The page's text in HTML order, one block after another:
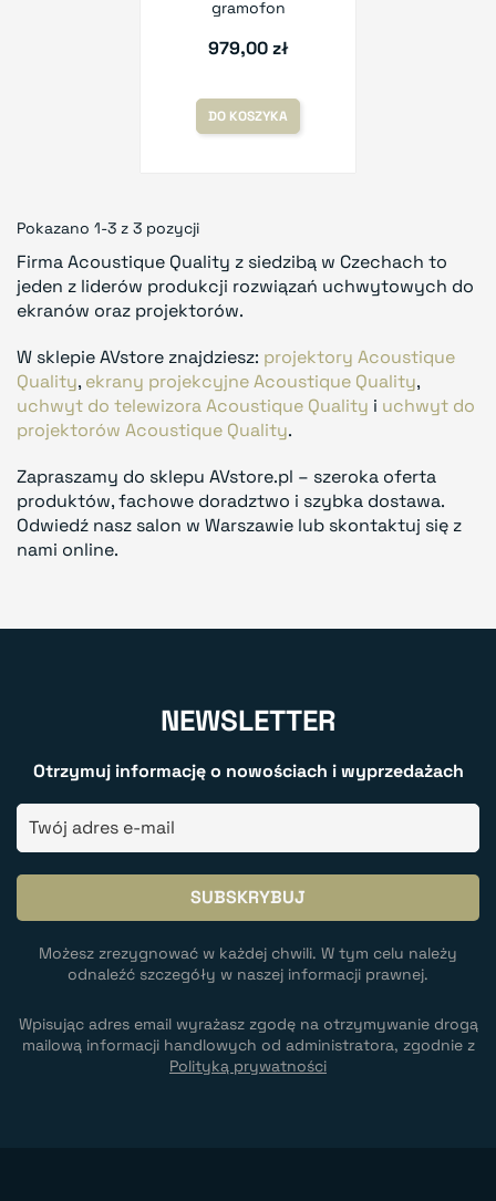
gramofon
979,00 zł
DO KOSZYKA
Pokazano 1-3 z 3 pozycji
Firma Acoustique Quality z siedzibą w Czechach to
jeden z liderów produkcji rozwiązań uchwytowych do
ekranów oraz projektorów.
W sklepie AVstore znajdziesz: projektory Acoustique
Quality, ekrany projekcyjne Acoustique Quality,
uchwyt do telewizora Acoustique Quality i uchwyt do
projektorów Acoustique Quality.
Zapraszamy do sklepu AVstore.pl – szeroka oferta
produktów, fachowe doradztwo i szybka dostawa.
Odwiedź nasz salon w Warszawie lub skontaktuj się z
nami online.
NEWSLETTER
Otrzymuj informację o nowościach i wyprzedażach
Możesz zrezygnować w każdej chwili. W tym celu należy
odnaleźć szczegóły w naszej informacji prawnej.
Wpisując adres email wyrażasz zgodę na otrzymywanie drogą
mailową informacji handlowych od administratora, zgodnie z
Polityką prywatności